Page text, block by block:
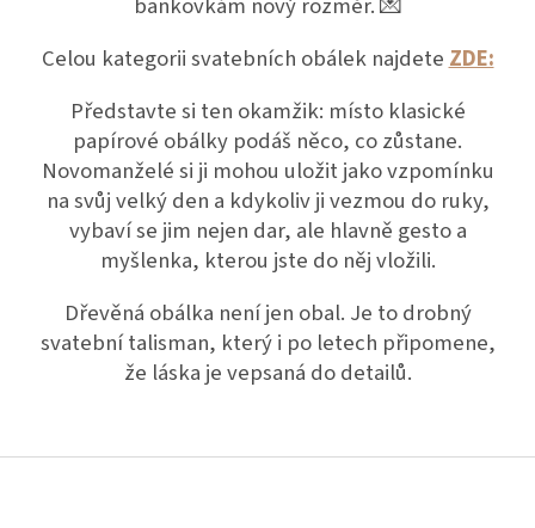
Celou kategorii svatebních obálek najdete ZDE:
Představte si ten okamžik: místo klasické
papírové obálky podáš něco, co zůstane.
Novomanželé si ji mohou uložit jako vzpomínku
na svůj velký den a kdykoliv ji vezmou do ruky,
vybaví se jim nejen dar, ale hlavně gesto a
myšlenka, kterou jste do něj vložili.
Dřevěná obálka není jen obal. Je to drobný
svatební talisman, který i po letech připomene,
že láska je vepsaná do detailů.
Z